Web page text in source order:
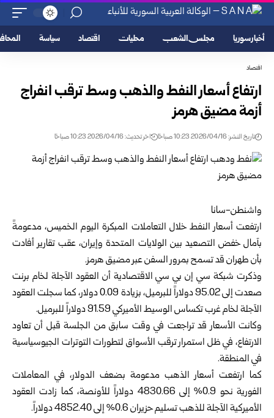
أخبار سوريا مجلس الشعب محليات اقتصاد سياسة
اقتصاد
ارتفاع أسعار النفط والذهب وسط ترقب انفراج
أزمة مضيق هرمز
تاريخ النشر: 2026/04/16 10:23 صباحًا اخر تحديث: 2026/04/16 10:23 صباحًا
واشنطن-سانا
ارتفعت أسعار النفط خلال التعاملات المبكرة اليوم الخميس، مدعومةً
بآمال خفض التصعيد بين الولايات المتحدة وإيران، عقب تقارير أفادت
بأن طهران قد تسمح بمرور السفن عبر مضيق هرمز.
وذكرت شبكة سي إن بي سي الاقتصادية أن العقود الآجلة لخام برنت
صعدت إلى 95.02 دولاراً للبرميل، بزيادة 0.09 دولار، كما سجلت العقود
الآجلة لخام غرب تكساس الوسيط الأميركي 91.59 دولاراً للبرميل.
وكانت الأسعار قد تراجعت في وقت سابق من الجلسة قبل أن تعاود
الارتفاع، في ظل استمرار ترقب الأسواق لتطورات التوترات الجيوسياسية
في المنطقة.
كما ارتفعت أسعار الذهب مدعومة بضعف الدولار، في المعاملات
الفورية نحو 0.9% إلى 4830.66 دولاراً للأونصة، كما زادت العقود
الأميركية الآجلة للذهب تسليم حزيران 0.6% إلى 4852.40 دولاراً.